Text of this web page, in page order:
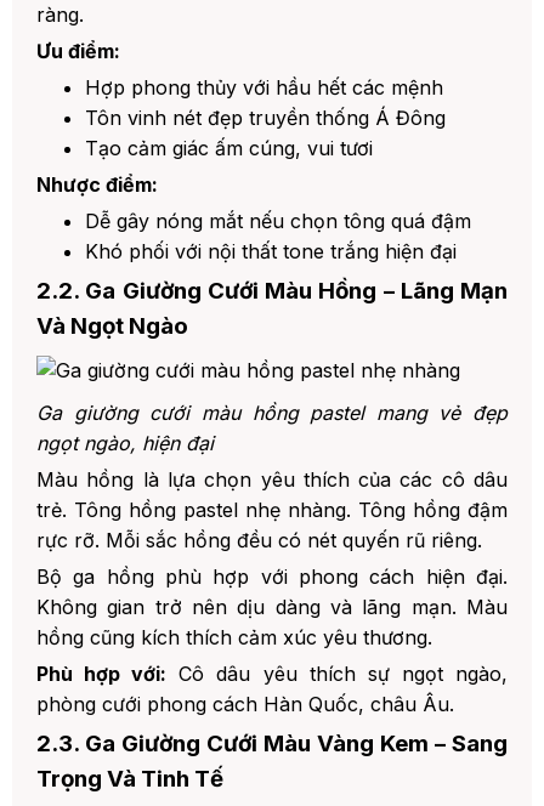
ràng.
Ưu điểm:
Hợp phong thủy với hầu hết các mệnh
Tôn vinh nét đẹp truyền thống Á Đông
Tạo cảm giác ấm cúng, vui tươi
Nhược điểm:
Dễ gây nóng mắt nếu chọn tông quá đậm
Khó phối với nội thất tone trắng hiện đại
2.2. Ga Giường Cưới Màu Hồng – Lãng Mạn
Và Ngọt Ngào
Ga giường cưới màu hồng pastel mang vẻ đẹp
ngọt ngào, hiện đại
Màu hồng là lựa chọn yêu thích của các cô dâu
trẻ. Tông hồng pastel nhẹ nhàng. Tông hồng đậm
rực rỡ. Mỗi sắc hồng đều có nét quyến rũ riêng.
Bộ ga hồng phù hợp với phong cách hiện đại.
Không gian trở nên dịu dàng và lãng mạn. Màu
hồng cũng kích thích cảm xúc yêu thương.
Phù hợp với: Cô dâu yêu thích sự ngọt ngào,
phòng cưới phong cách Hàn Quốc, châu Âu.
2.3. Ga Giường Cưới Màu Vàng Kem – Sang
Trọng Và Tinh Tế